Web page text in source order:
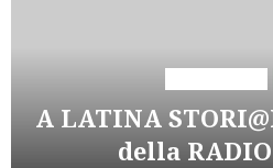
A LATINA
della